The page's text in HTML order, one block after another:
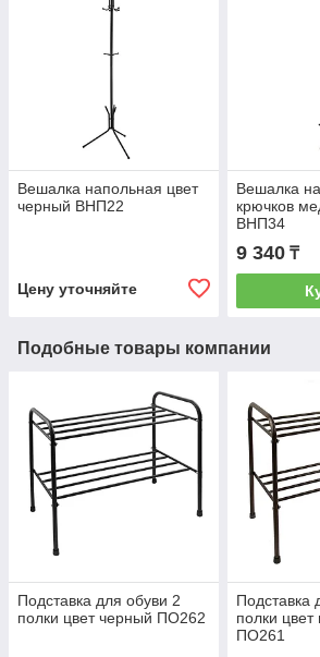
Вешалка напольная цвет
черный ВНП22
Цену уточняйте
Вешалка
крючков
ВНП34
9 340₸
Подобные товары компании
Подставка для обуви 2
полки цвет черный ПО262
Подставка
полки
ПО261